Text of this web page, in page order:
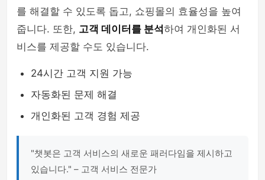
를 해결할 수 있도록 돕고, 쇼핑몰의 효율성을 높여
줍니다. 또한, 고객 데이터를 분석하여 개인화된 서
비스를 제공할 수도 있습니다.
24시간 고객 지원 가능
자동화된 문제 해결
개인화된 고객 경험 제공
"챗봇은 고객 서비스의 새로운 패러다임을 제시하고
있습니다." – 고객 서비스 전문가